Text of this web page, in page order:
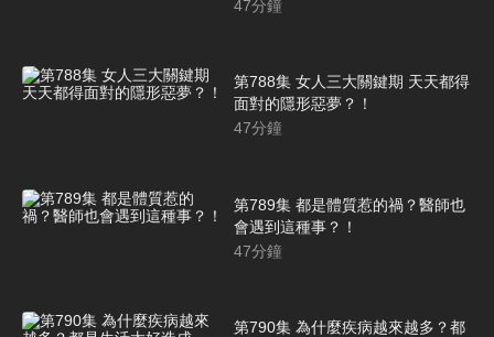
47分鐘
第788集 女人三大關鍵期 天天都得
面對的隱形惡夢？！
47分鐘
第789集 都是體質惹的禍？醫師也
會遇到這種事？！
47分鐘
第790集 為什麼疾病越來越多？都